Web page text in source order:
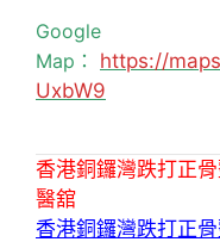
Google
Map： https://
UxbW9
香港銅鑼灣跌打正
醫舘
香港銅鑼灣跌打正